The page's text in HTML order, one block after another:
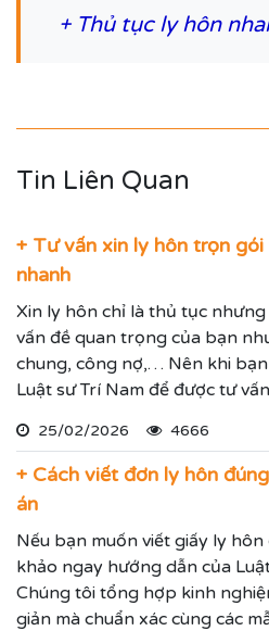
+ Thủ tục ly hôn
Tin Liên Quan
+ Tư vấn xin ly hôn trọn
nhanh
Xin ly hôn chỉ là thủ tục
vấn đề quan trọng của bạn
chung, công nợ,… Nên khi
Luật sư Trí Nam để được tư
nhất.
25/02/2026 4666
+ Cách viết đơn ly hôn
án
Nếu bạn muốn viết giấy ly
khảo ngay hướng dẫn của
Chúng tôi tổng hợp kinh
giản mà chuẩn xác cùng các